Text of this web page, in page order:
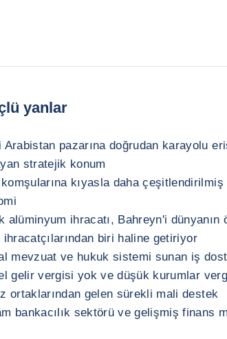
yanlar
Arabistan pazarına doğrudan karayolu
stratejik konum
kıyasla daha çeşitlendirilmiş
alüminyum ihracatı, Bahreyn'i dünyanın
ihracatçılarından biri haline getiriyor
mevzuat ve hukuk sistemi sunan iş
gelir vergisi yok ve düşük kurumlar
ortaklarından gelen sürekli mali destek
bankacılık sektörü ve gelişmiş finans